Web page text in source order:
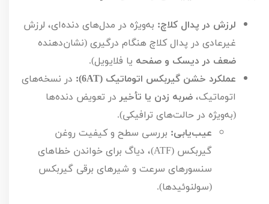
لرزش در پدال کلاچ: به‌ویژه در مدل‌های دنده‌ای، لرزش
غیرعادی در پدال کلاچ هنگام درگیری (نشان‌دهنده
ضعف در دیسک و صفحه یا فلایویل).
عملکرد خشن گیربکس اتوماتیک (AT
6):
در نسخه‌های
اتوماتیک، ضربه زدن یا تأخیر در تعویض دنده‌ها
(به‌ویژه در حالت‌های ترافیکی).
عیب‌یابی: بررسی سطح و کیفیت روغن
گیربکس (ATF)، دیاگ برای خواندن خطاهای
سنسورهای سرعت و شیرهای برقی گیربکس
(سولنوئیدها).